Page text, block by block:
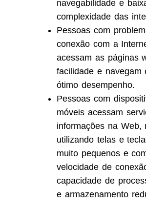
navegabilidade e
complexidade das
Pessoas com
conexão com a
acessam as páginas
facilidade e navegam
ótimo desempenho.
Pessoas com
móveis acessam
informações na Web,
utilizando telas e
muito pequenos e
velocidade de
capacidade de
e armazenamento